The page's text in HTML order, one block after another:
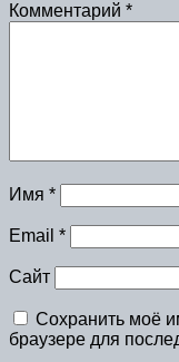
Комментарий *
Имя *
Email *
Сайт
Сохранить моё
браузере для